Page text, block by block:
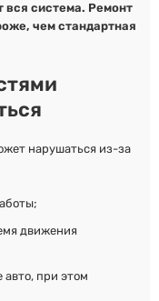
вся система. Ремонт
чем стандартная
нарушаться из-за
движения
авто, при этом